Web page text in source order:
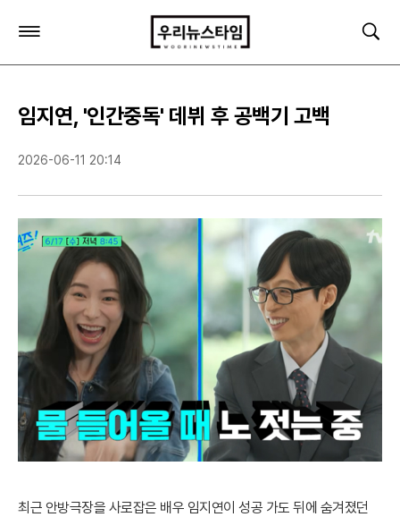
검
주
스
메
펼
기
임지연, '인간중독' 데뷔 후 공백기 고백
2026-06-11 20:14
최근 안방극장을 사로잡은 배우 임지연이 성공 가도 뒤에 숨겨졌던